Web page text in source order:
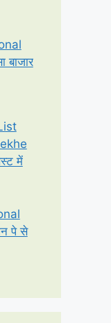
में
पे से